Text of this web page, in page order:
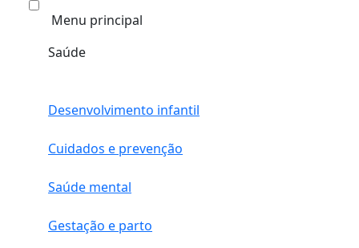
Menu principal
Saúde
Desenvolvimento infantil
Cuidados e prevenção
Saúde mental
Gestação e parto